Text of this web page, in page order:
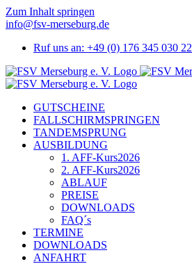
Zum Inhalt springen
info@fsv-merseburg.de
Ruf uns an: +49 (0) 176 345 030 22
GUTSCHEINE
FALLSCHIRMSPRINGEN
TANDEMSPRUNG
AUSBILDUNG
1. AFF-Kurs2026
2. AFF-Kurs2026
ABLAUF
PREISE
DOWNLOADS
FAQ´s
TERMINE
DOWNLOADS
ANFAHRT